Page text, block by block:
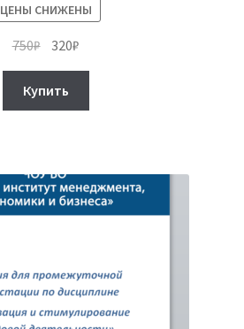
ЦЕНЫ СНИЖЕНЫ
750₽ Первоначальная
цена
составляла
750₽.
320₽
цена:
Купить